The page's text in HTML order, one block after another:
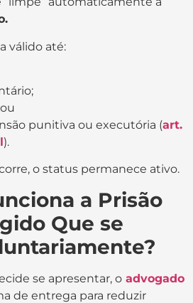
válido até:
punitiva ou executória (art.
).
o status permanece ativo.
a Prisão
Que se
se apresentar, o advogado
de entrega para reduzir